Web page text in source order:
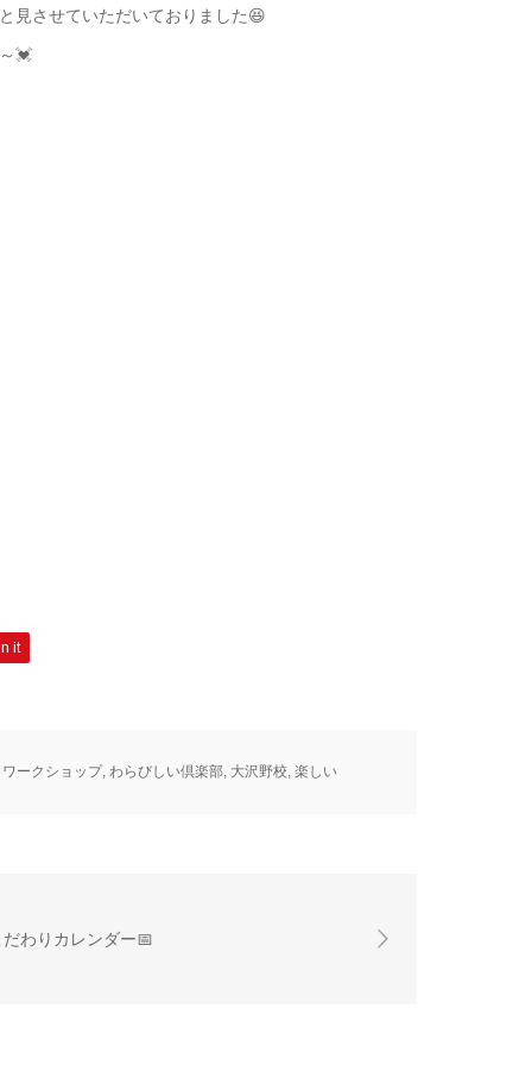
見させていただいておりました😆
💓
it
ワークショップ, わらびしい倶楽部, 大沢野校, 楽しい
だわりカレンダー📅